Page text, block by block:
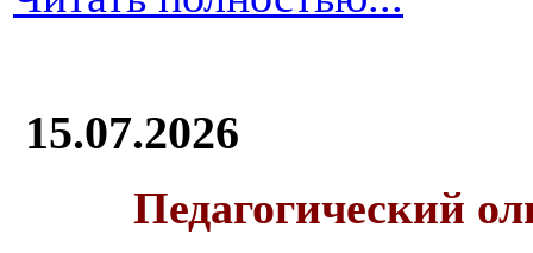
15.07.2026
Педагогический